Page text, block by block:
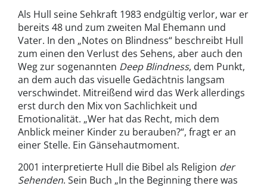
Als Hull seine Sehkraft 1983 endgültig verlor, war er
bereits 48 und zum zweiten Mal Ehemann und
Vater. In den „Notes on Blindness“ beschreibt Hull
zum einen den Verlust des Sehens, aber auch den
Weg zur sogenannten Deep Blindness, dem Punkt,
an dem auch das visuelle Gedächtnis langsam
verschwindet. Mitreißend wird das Werk allerdings
erst durch den Mix von Sachlichkeit und
Emotionalität. „Wer hat das Recht, mich dem
Anblick meiner Kinder zu berauben?“, fragt er an
einer Stelle. Ein Gänsehautmoment.
2001 interpretierte Hull die Bibel als Religion der
Sehenden. Sein Buch „In the Beginning there was